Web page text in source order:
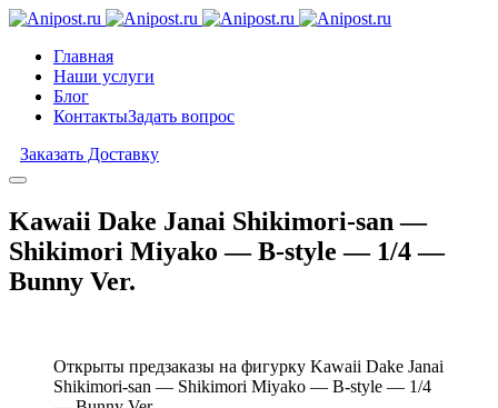
Главная
Наши услуги
Блог
КонтактыЗадать вопрос
Заказать Доставку
Kawaii Dake Janai Shikimori-san —
Shikimori Miyako — B-style — 1/4 —
Bunny Ver.
Открыты предзаказы на фигурку Kawaii Dake Janai
Shikimori-san — Shikimori Miyako — B-style — 1/4